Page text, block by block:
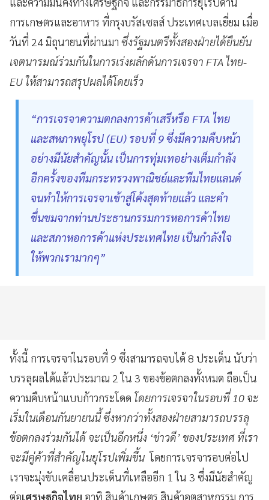
การเกษตรและอาหาร ที่กรุงบรัสเซลส์ ประเทศเบลเยี่ยม เมื่อ
วันที่ 24 มิถุนายนที่ผ่านมา ซึ่งรัฐมนตรีทั้งสองฝ่ายได้ยืนยัน
เจตนารมณ์ร่วมกันในการเร่งผลักดันการเจรจา FTA ไทย-
EU ให้สามารถสรุปผลได้โดยเร็ว
“การเจรจาความตกลงการค้าเสรีหรือ FTA ไทย
และสหภาพยุโรป (EU) รอบที่ 9 ซึ่งมีความคืบหน้า
อย่างมีนัยสำคัญนั้น เป็นการทุ่มเทอย่างเต็มกำลัง
อีกครั้งของทีมกระทรวงพาณิชย์และทีมไทยแลนด์
จนทำให้การเจรจาเข้าสู่โค้งสุดท้ายแล้ว และคำ
ชื่นชมจากท่านประธานกรรมการหอการค้าไทย
และสภาหอการค้าแห่งประเทศไทย เป็นกำลังใจ
ให้พวกเรามากๆ”
ทั้งนี้ การเจรจาในรอบที่ 9 ซึ่งสามารถจบได้ 8 ประเด็น นับว่า
บรรลุผลได้แล้วประมาณ 2 ใน 3 ของข้อตกลงทั้งหมด ถือเป็น
ความคืบหน้าแบบก้าวกระโดด โดยการเจรจาในรอบที่ 10 จะ
เริ่มในเดือนกันยายนนี้ ซึ่งหากว่าทั้งสองฝ่ายสามารถบรรลุ
ข้อตกลงร่วมกันได้ จะเป็นอีกหนึ่ง ‘ข่าวดี’ ของประเทศ ที่เรา
จะมีคู่ค้าที่สำคัญในยุโรปเพิ่มขึ้น โดยการเจรจารอบต่อไป
เราจะมุ่งขับเคลื่อนประเด็นที่เหลืออีก 1 ใน 3 ซึ่งมีนัยสำคัญ
ต่อเศรษฐกิจไทย อาทิ สินค้าเกษตร สินค้าอุตสาหกรรม การ